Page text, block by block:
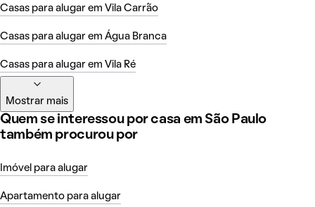
Casas para alugar em Vila Carrão
Casas para alugar em Água Branca
Casas para alugar em Vila Ré
Mostrar mais
Quem se interessou por casa em São Paulo
também procurou por
Imóvel para alugar
Apartamento para alugar